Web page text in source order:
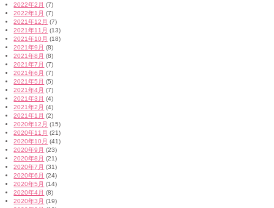
2022年2月 (7)
2022年1月 (7)
2021年12月 (7)
2021年11月 (13)
2021年10月 (18)
2021年9月 (8)
2021年8月 (8)
2021年7月 (7)
2021年6月 (7)
2021年5月 (5)
2021年4月 (7)
2021年3月 (4)
2021年2月 (4)
2021年1月 (2)
2020年12月 (15)
2020年11月 (21)
2020年10月 (41)
2020年9月 (23)
2020年8月 (21)
2020年7月 (31)
2020年6月 (24)
2020年5月 (14)
2020年4月 (8)
2020年3月 (19)